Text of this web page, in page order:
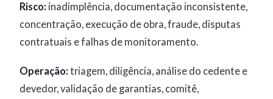
Risco: inadimplência, documentação inconsistente,
concentração, execução de obra, fraude, disputas
contratuais e falhas de monitoramento.
Operação: triagem, diligência, análise do cedente e
devedor, validação de garantias, comitê,